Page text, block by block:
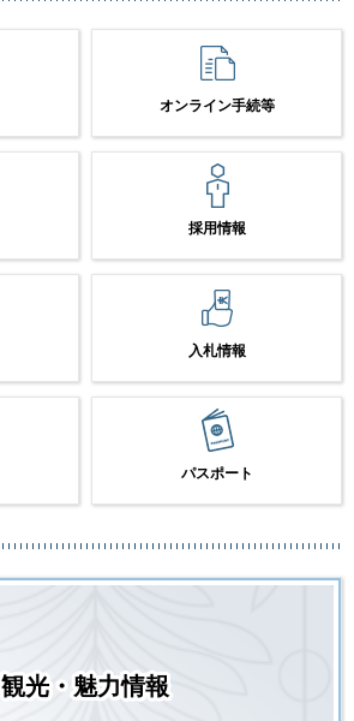
オンライン手続等
採用情報
入札情報
パスポート
観光・魅力情報